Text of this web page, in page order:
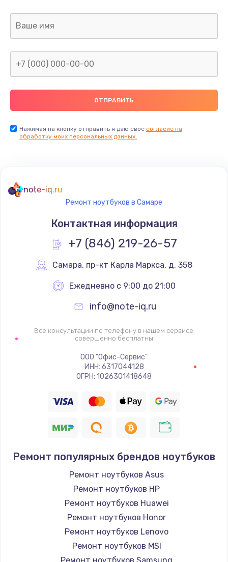
Нажимая на кнопку отправить я даю свое согласие на
обработку моих персональных данных.
note-iq.ru
Ремонт ноутбуков в Самаре
Контактная информация
+7 (846) 219-26-57
Самара, пр-кт Карла Маркса, д. 358
Ежедневно с 9:00 до 21:00
info@note-iq.ru
Все консультации по телефону в нашем сервисе
совершенно бесплатны
ООО "Офис-Сервис"
ИНН: 6317044128
ОГРН: 1026301418648
Ремонт популярных брендов ноутбуков
Ремонт ноутбуков Asus
Ремонт ноутбуков HP
Ремонт ноутбуков Huawei
Ремонт ноутбуков Honor
Ремонт ноутбуков Lenovo
Ремонт ноутбуков MSI
Ремонт ноутбуков Samsung